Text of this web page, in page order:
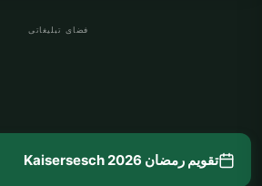
فضای تبلیغاتی
تقویم رمضان Kaisersesch 2026